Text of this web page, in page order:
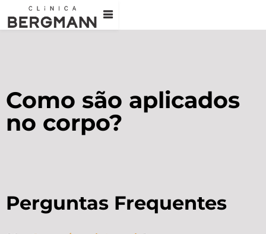
Como são aplicados
no corpo?
Perguntas Frequentes